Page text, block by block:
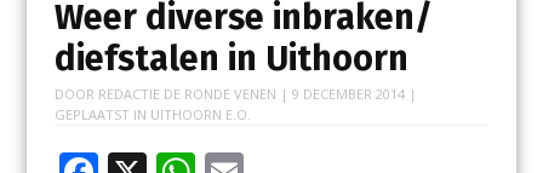
Weer diverse inbraken/
diefstalen in Uithoorn
DOOR REDACTIE DE RONDE VENEN | 9 DECEMBER 2014|
GEPLAATST IN UITHOORN E.O.